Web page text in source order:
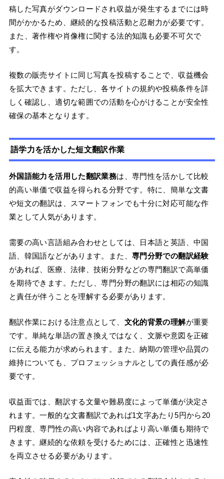
稿した写真がダウンロードされ収益が発生するまでには時
間がかかるため、継続的な投稿活動と忍耐力が必要です。
また、著作権や肖像権に関する法的知識も必要不可欠で
す。
複数の販売サイトに同じ写真を投稿することで、収益機会
を拡大できます。ただし、各サイトの規約や投稿条件を詳
しく確認し、適切な範囲での活動を心がけることが安全性
確保の基本となります。
語学力を活かした短文翻訳作業
外国語能力を活用した翻訳業務は、専門性を活かして比較
的高い単価で収益を得られる分野です。特に、簡単な文書
や短文の翻訳は、スマートフォンでも十分に対応可能な作
業として人気があります。
需要の高い言語組み合わせとしては、日本語と英語、中国
語、韓国語などがあります。また、 専門分野での翻訳経験
があれば、医療、法律、技術分野などの専門翻訳で高単価
を期待できます。ただし、専門分野の翻訳には相応の知識
と責任が伴うことを理解する必要があります。
翻訳作業における注意点として、 文化的背景の理解が重要
です。単純な単語の置き換えではなく、文脈や意図を正確
に伝える能力が求められます。また、納期の管理や品質の
維持についても、プロフェッショナルとしての責任感が必
要です。
収益面では、翻訳する文量や難易度によって単価が決定さ
れます。一般的な文書翻訳であれば1文字あたり5円から20
円程度、専門性の高い内容であればより高い単価も期待で
きます。継続的な依頼を受けるためには、正確性と迅速性
を両立させる必要があります。